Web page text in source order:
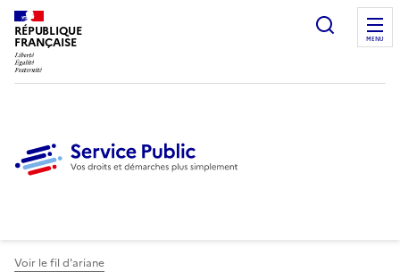
RÉPUBLIQUE
FRANÇAISE
Ouvrir
MENU
Voir le fil d'ariane